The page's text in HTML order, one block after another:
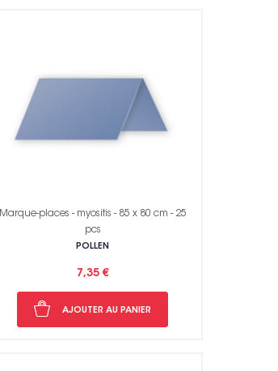
Marque-places - myositis - 85 x 80 cm - 25
pcs
POLLEN
7,35 €
AJOUTER AU PANIER